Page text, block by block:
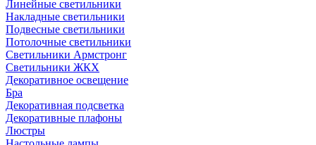
Линейные светильники
Накладные светильники
Подвесные светильники
Потолочные светильники
Светильники Армстронг
Светильники ЖКХ
Декоративное освещение
Бра
Декоративная подсветка
Декоративные плафоны
Люстры